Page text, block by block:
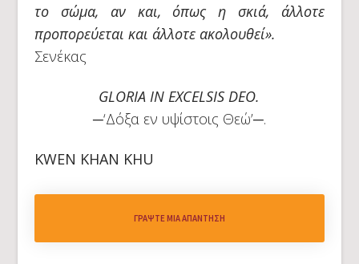
το σώμα, αν και, όπως η σκιά, άλλοτε
προπορεύεται και άλλοτε ακολουθεί».
Σενέκας
GLORIA IN EXCELSIS DEO.
─‘Δόξα εν υψίστοις Θεώ’─.
KWEN KHAN KHU
ΓΡΆΨΤΕ ΜΙΑ ΑΠΆΝΤΗΣΗ